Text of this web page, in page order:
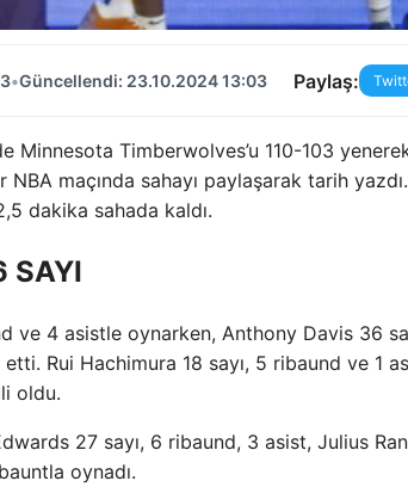
•Güncellendi: 23.10.2024 13:03 Paylaş:
Minnesota Timberwolves’u 110-103
maçında sahayı paylaşarak tarih
dakika sahada kaldı.
SAYI
ve 4 asistle oynarken, Anthony Davis 36
Rui Hachimura 18 sayı, 5 ribaund ve 1
oldu.
27 sayı, 6 ribaund, 3 asist, Julius
oynadı.